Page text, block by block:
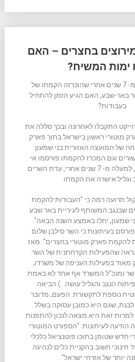
בחצרים – האם
ימות המשיח?
האם עכשיו, למעלה מ- 7 שנים אחרי שהוכרזה הקמתו של
באר-שבע, האם הגיע הזמן להתחיל
בעבודות?
התקבלו לאחרונה ובכך סללה את
מוטורי ראשון בישראל בתוך פארק
של המועצה האזורית בני שמעון.
וגם המכרז להקמתו פורסמו אי
שם בשנת 2004. היום, למעלה מ- 7 שנים אחרי, עדת השרים
וגליל אישרה את הקמתו.
בקול תרועה רמה כי "העבודות להקמת
שבנגב המשותף לעיריית באר שבע
שמעון, יחלו באמצע השנה הבאה".
בעיתונות כי השר סילבן שלום
להקמת פארק מוטורי בחצרים". מאז
שהפעילות הקדחתנית של השר
מאוד בפעילות העניפה של משרדו,
ומנכ"ל המשרד אף אחד לא באמת
הנגב והגליל עושה…) הביאה
נוספת לתקשורת. הפעם, מדובר
שגם היא כמובן עסוקה בשלל
זאת היא מצאה לנכון להתפנות
הודעה לעיתונות: "הספורט המוטורי
חדש שטומן בתוכו פוטנציאל כלכלי
חינוכי חשוב בהקניית כלים לנהיגה
יותר של אזרחי ישראל".